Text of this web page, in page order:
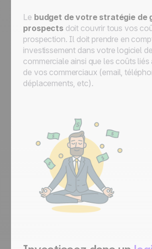
Le budget de votre stratégie de
prospectsdoit couvrir tous vos
prospection. Il doit prendre en
investissement dans votre logiciel
commerciale ainsi que les coûts
de vos commerciaux (email,
déplacements, etc).